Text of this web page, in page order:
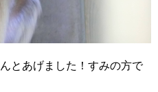
とあげました！すみの方で